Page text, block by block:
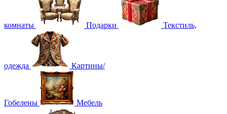
комнаты Подарки Текстиль,
одежда Картины/
Гобелены Мебель